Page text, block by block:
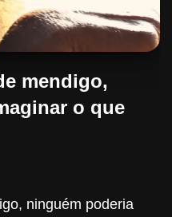
mendigo,
o que
ninguém poderia